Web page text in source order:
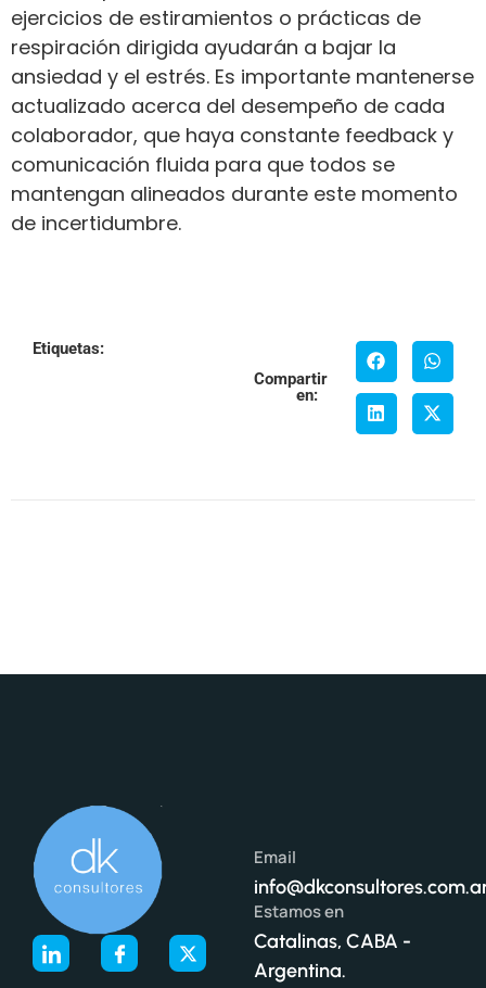
ejercicios de estiramientos o prácticas de
respiración dirigida ayudarán a bajar la
ansiedad y el estrés. Es importante mantenerse
actualizado acerca del desempeño de cada
colaborador, que haya constante feedback y
comunicación fluida para que todos se
mantengan alineados durante este momento
de incertidumbre.
Etiquetas:
Compartir
en:
Email
Estamos en
Catalinas, CABA -
Argentina.